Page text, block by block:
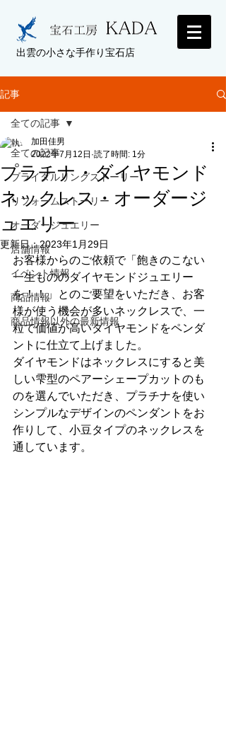
出雲の小さな手作り宝石店
記事
全ての記事
ブライダルリングストーリー
リフォームストーリー
オーダージュエリー
店舗情報
イベント情報
商品情報
商品情報以外の最新情報
全ての記事
プラチナ・ダイヤモンド
ネックレス・オーダージ
ュエリー
加田佳男
2022年7月12日 読了時間: 1分
更新日：2023年1月29日
お客様からのご依頼で「飽きのこない
一生もののダイヤモンドジュエリー
を！！」とのご要望をいただき、お客
様が使う機会が多いネックレスで、一
粒で価値が高いダイヤモンドをペンダ
ントに仕立て上げました。
ダイヤモンドはネックレスにすると美
しい雫型のペアーシェープカットのも
のを選んでいただき、プラチナを使い
シンプルなデザインのペンダントをお
作りして、小豆タイプのネックレスを
通しています。